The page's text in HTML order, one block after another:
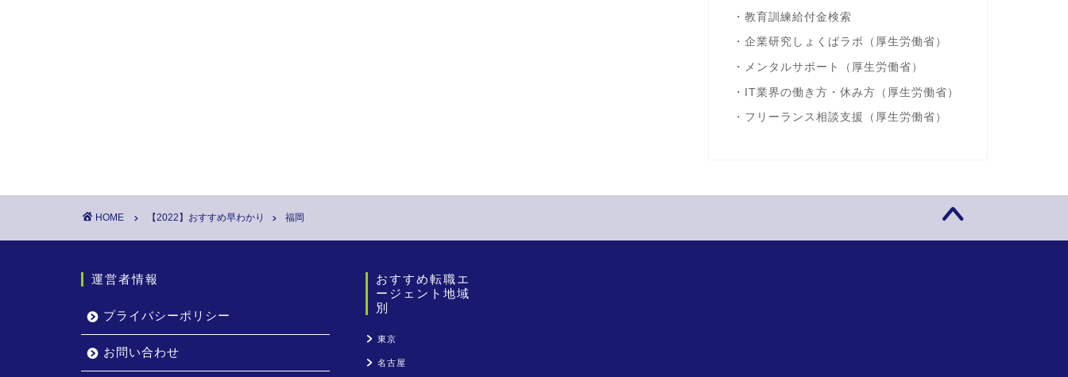
・ 教育訓練給付金検索
・ 企業研究しょくばラボ （厚生労働省）
・ メンタルサポート （厚生労働省）
・ IT業界の働き方・休み方 （厚生労働省）
・ フリーランス相談支援 （厚生労働省）
HOME 【2022】おすすめ早わかり 福岡
運営者情報
プライバシーポリシー
お問い合わせ
おすすめ転職エ
ージェント地域
別
東京
名古屋